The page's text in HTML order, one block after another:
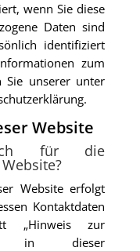
wenn Sie diese
Daten sind
identifiziert
zum
Sie unserer unter
Website
für die
Website erfolgt
Kontaktdaten
„Hinweis zur
in dieser